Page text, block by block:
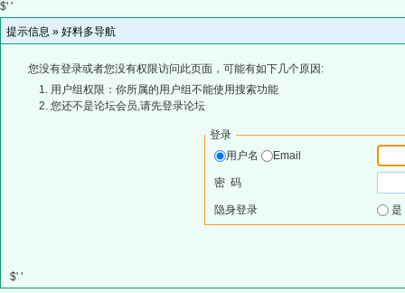
$' '
提示信息 » 好料多导航
您没有登录或者您没有权限访问此页面，可能有如下几个原因:
用户组权限：你所属的用户组不能使用搜索功能
您还不是论坛会员,请先登录论坛
登录
用户名
Email
密 码
隐身登录
$' '